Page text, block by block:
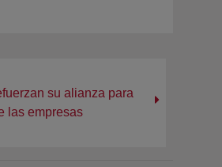
su alianza para
las empresas